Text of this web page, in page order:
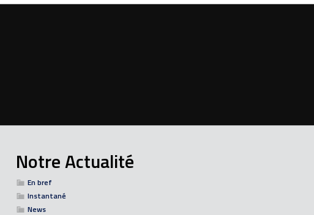
Notre Actualité
En bref
Instantané
News